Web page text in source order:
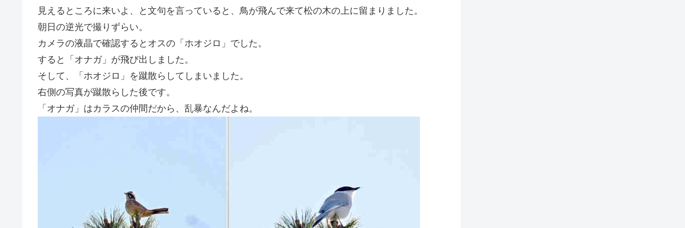
見えるところに来いよ、と文句を言っていると、鳥が飛んで来て松の木の上に留まりました。
朝日の逆光で撮りずらい。
カメラの液晶で確認するとオスの「ホオジロ」でした。
すると「オナガ」が飛び出しました。
そして、「ホオジロ」を蹴散らしてしまいました。
右側の写真が蹴散らした後です。
「オナガ」はカラスの仲間だから、乱暴なんだよね。